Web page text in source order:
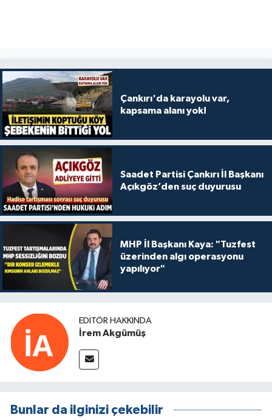
Çankırı'da karayolu var,
kapsama alanı yok!
Saadet Partisi Çankırı İl Başkanı
Açıkgöz’den suç duyurusu
MHP İl Başkanı Kaya: "Tuzfest
üzerinden algı operasyonu
yapılıyor"
EDITÖR HAKKINDA
İrem Akgümüş
Bunlar da ilginizi çekebilir